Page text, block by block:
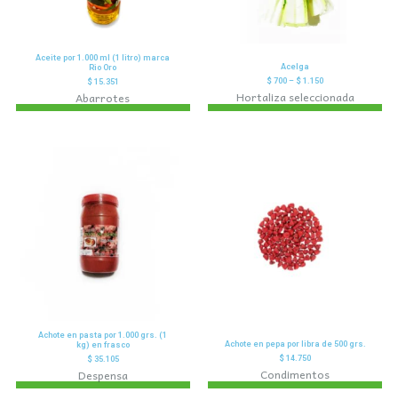
Aceite por 1.000 ml (1 litro) marca
Rio Oro
$15.351
Abarrotes
Acelga
$ 700 – $ 1.150
Hortaliza seleccionada
Achote en pasta por 1.000 grs. (1
kg) en frasco
$35.105
Despensa
Achote en pepa por libra de 500 grs.
$ 14.750
Condimentos